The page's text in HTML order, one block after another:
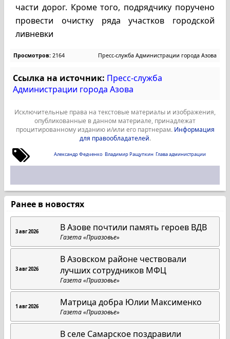
части дорог. Кроме того, подрядчику поручено
провести очистку ряда участков городской
ливневки
Просмотров: 2164 Пресс-служба Администрации города Азова
Ссылка на источник: Пресс-служба
Администрации города Азова
Исключительные права на текстовые материалы и изображения,
опубликованные в данном материале, принадлежат
процитированному изданию и/или его партнерам. Информация
для правообладателей.
Александр Федченко Владимир Ращупкин Глава администрации
Ранее в новостях
3 авг 2026 В Азове почтили память героев ВДВ
Газета «Приазовье»
3 авг 2026
В Азовском районе чествовали
лучших сотрудников МФЦ
Газета «Приазовье»
1 авг 2026 Матрица добра Юлии Максименко
Газета «Приазовье»
В селе Самарское поздравили